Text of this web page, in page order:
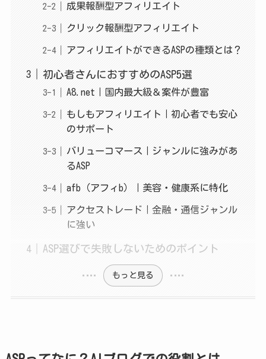
成果報酬型アフィリエイト
クリック報酬型アフィリエイト
アフィリエイトができるASPの種類とは？
初心者さんにおすすめのASP5選
A8.net｜国内最大級＆案件が豊富
もしもアフィリエイト｜初心者でも安心
のサポート
バリューコマース｜ジャンルに強みがあ
るASP
afb（アフィb）｜美容・健康系に特化
アクセストレード｜金融・通信ジャンル
に強い
ASP選びで失敗しないためのポイント
もっと見る